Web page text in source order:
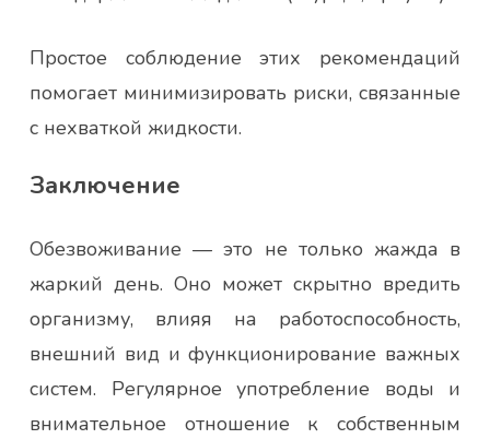
Простое соблюдение этих рекомендаций
помогает минимизировать риски, связанные
с нехваткой жидкости.
Заключение
Обезвоживание — это не только жажда в
жаркий день. Оно может скрытно вредить
организму, влияя на работоспособность,
внешний вид и функционирование важных
систем. Регулярное употребление воды и
внимательное отношение к собственным